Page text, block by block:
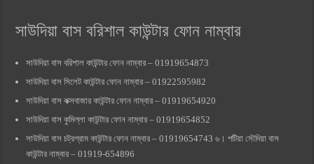
সাউদিয়া বাস বরিশাল কাউন্টার ফোন নাম্বার
সাউদিয়া বাস বরিশাল কাউন্টার ফোন নাম্বার – 01919654873
সাউদিয়া বাস সিলেট কাউন্টার ফোন নাম্বার – 01922595982
সাউদিয়া বাস কক্সবাজার কাউন্টার ফোন নাম্বার – 01919654920
সাউদিয়া বাস কুমিল্লা কাউন্টার ফোন নাম্বার – 01919654852
সাউদিয়া বাস চট্রগ্রাম কাউন্টার ফোন নাম্বার – 01919654743 ৬। পটিয়া সৌদিয়া বাস
কাউন্টার নাম্বার – 01919-654896